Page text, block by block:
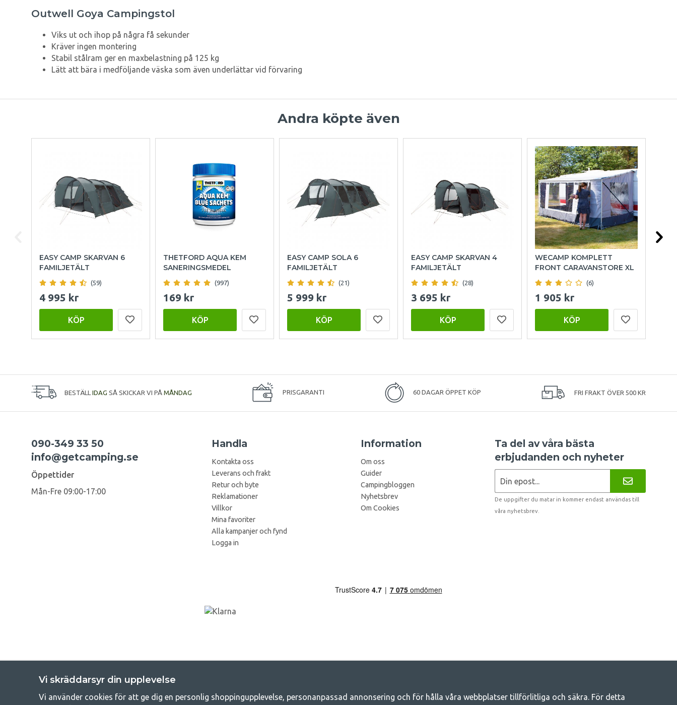
Outwell Goya Campingstol
Viks ut och ihop på några få sekunder
Kräver ingen montering
Stabil stålram ger en maxbelastning på 125 kg
Lätt att bära i medföljande väska som även underlättar vid förvaring
Andra köpte även
EASY CAMP SKARVAN 6
FAMILJETÄLT
(59)
4 995 kr
KÖP
THETFORD AQUA KEM
SANERINGSMEDEL
(997)
169 kr
KÖP
EASY CAMP SOLA 6
FAMILJETÄLT
(21)
5 999 kr
KÖP
EASY CAMP SKARVAN 4
FAMILJETÄLT
(28)
3 695 kr
KÖP
WECAMP KOMPLETT
FRONT CARAVANSTORE XL
(6)
1 905 kr
KÖP
BESTÄLL IDAG SÅ SKICKAR VI PÅ MÅNDAG PRISGARANTI 60 DAGAR ÖPPET KÖP FRI FRAKT ÖVER 500 KR
090-349 33 50
info@getcamping.se
Öppettider
Mån-Fre 09:00-17:00
Handla
Kontakta oss
Leverans och frakt
Retur och byte
Reklamationer
Villkor
Mina favoriter
Alla kampanjer och fynd
Logga in
Information
Om oss
Guider
Campingbloggen
Nyhetsbrev
Om Cookies
Ta del av våra bästa
erbjudanden och nyheter
De uppgifter du matar in kommer endast användas till
våra nyhetsbrev.
GetCamping.se - Din butik för camping och uteliv
Vi skräddarsyr din upplevelse
Vi använder cookies för att ge dig en personlig shoppingupplevelse, personanpassad annonsering och för hålla våra webbplatser tillförlitliga och säkra. För detta